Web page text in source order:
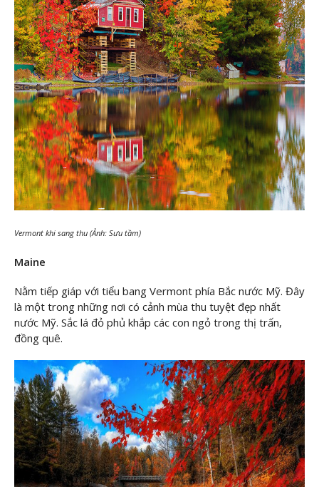
Vermont khi sang thu (Ảnh: Sưu tầm)
Maine
Nằm tiếp giáp với tiểu bang Vermont phía Bắc nước Mỹ. Đây
là một trong những nơi có cảnh mùa thu tuyệt đẹp nhất
nước Mỹ. Sắc lá đỏ phủ khắp các con ngỏ trong thị trấn,
đồng quê.